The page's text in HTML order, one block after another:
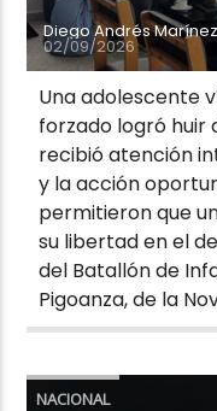
Diego Andrés
02/09/2026
Una adolescente
forzado logró huir
recibió atención
y la acción
permitieron que
su libertad en el
del Batallón de
Pigoanza, de la
NACIONAL